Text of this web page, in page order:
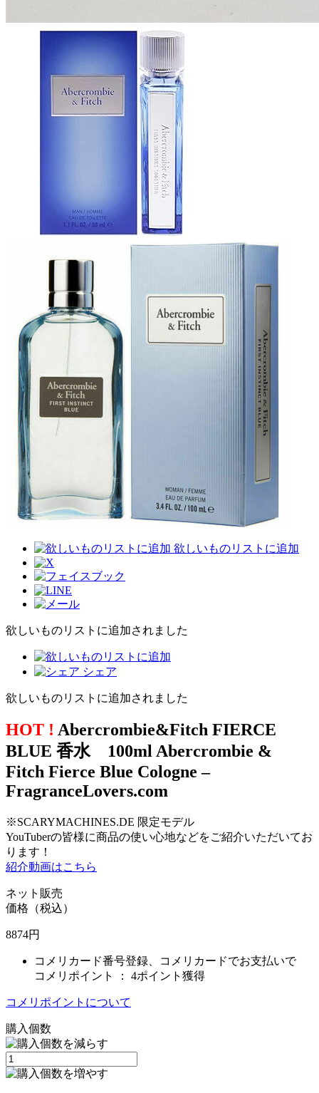
欲しいものリストに追加
欲しいものリストに追加されました
シェア
欲しいものリストに追加されました
HOT ! Abercrombie&Fitch FIERCE
BLUE 香水 100ml Abercrombie &
Fitch Fierce Blue Cologne –
FragranceLovers.com
※SCARYMACHINES.DE 限定モデル
YouTuberの皆様に商品の使い心地などをご紹介いただいてお
ります！
紹介動画はこちら
ネット販売
価格（税込）
8874円
コメリカード番号登録、コメリカードでお支払いで
コメリポイント ： 4ポイント獲得
コメリポイントについて
購入個数